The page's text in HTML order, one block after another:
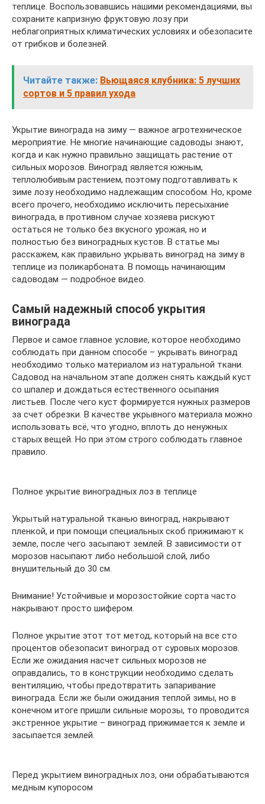
теплице. Воспользовавшись нашими рекомендациями, вы
сохраните капризную фруктовую лозу при
неблагоприятных климатических условиях и обезопасите
от грибков и болезней.
Читайте также: Вьющаяся клубника: 5 лучших
сортов и 5 правил ухода
Укрытие винограда на зиму — важное агротехническое
мероприятие. Не многие начинающие садоводы знают,
когда и как нужно правильно защищать растение от
сильных морозов. Виноград является южным,
теплолюбивым растением, поэтому подготавливать к
зиме лозу необходимо надлежащим способом. Но, кроме
всего прочего, необходимо исключить пересыхание
винограда, в противном случае хозяева рискуют
остаться не только без вкусного урожая, но и
полностью без виноградных кустов. В статье мы
расскажем, как правильно укрывать виноград на зиму в
теплице из поликарбоната. В помощь начинающим
садоводам — подробное видео.
Самый надежный способ укрытия
винограда
Первое и самое главное условие, которое необходимо
соблюдать при данном способе – укрывать виноград
необходимо только материалом из натуральной ткани.
Садовод на начальном этапе должен снять каждый куст
со шпалер и дождаться естественного осыпания
листьев. После чего куст формируется нужных размеров
за счет обрезки. В качестве укрывного материала можно
использовать всё, что угодно, вплоть до ненужных
старых вещей. Но при этом строго соблюдать главное
правило.
Полное укрытие виноградных лоз в теплице
Укрытый натуральной тканью виноград, накрывают
пленкой, и при помощи специальных скоб прижимают к
земле, после чего засыпают землей. В зависимости от
морозов насыпают либо небольшой слой, либо
внушительный до 30 см.
Внимание! Устойчивые и морозостойкие сорта часто
накрывают просто шифером.
Полное укрытие этот тот метод, который на все сто
процентов обезопасит виноград от суровых морозов.
Если же ожидания насчет сильных морозов не
оправдались, то в конструкции необходимо сделать
вентиляцию, чтобы предотвратить запаривание
винограда. Если же были ожидания теплой зимы, но в
конечном итоге пришли сильные морозы, то проводится
экстренное укрытие – виноград прижимается к земле и
засыпается землей.
Перед укрытием виноградных лоз, они обрабатываются
медным купоросом